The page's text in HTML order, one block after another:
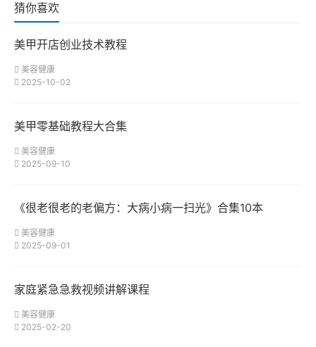
猜你喜欢
美甲开店创业技术教程
美容健康
2025-10-02
美甲零基础教程大合集
美容健康
2025-09-10
《很老很老的老偏方：大病小病一扫光》合集10本
美容健康
2025-09-01
家庭紧急急救视频讲解课程
美容健康
2025-02-20